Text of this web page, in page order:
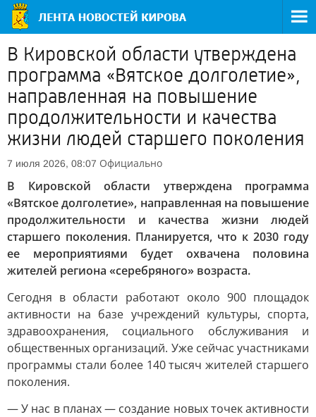
В Кировской области утверждена
программа «Вятское долголетие»,
направленная на повышение
продолжительности и качества
жизни людей старшего поколения
7 июля 2026, 08:07 Официально
В Кировской области утверждена программа
«Вятское долголетие», направленная на повышение
продолжительности и качества жизни людей
старшего поколения. Планируется, что к 2030 году
ее мероприятиями будет охвачена половина
жителей региона «серебряного» возраста.
Сегодня в области работают около 900 площадок
активности на базе учреждений культуры, спорта,
здравоохранения, социального обслуживания и
общественных организаций. Уже сейчас участниками
программы стали более 140 тысяч жителей старшего
поколения.
— У нас в планах — создание новых точек активности